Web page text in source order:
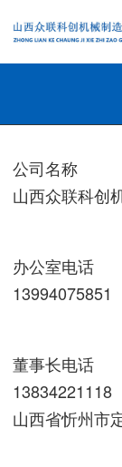
公司名称
山西众联科创
办公室电话
13994075851
董事长电话
13834221118
山西省忻州市